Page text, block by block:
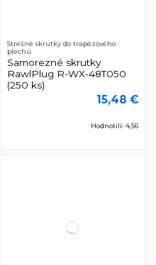
Strešné skrutky do trapézového
plechu
Samorezné skrutky
RawlPlug R-WX-48T050
(250 ks)
15,48 €
Hodnotili: 4,56